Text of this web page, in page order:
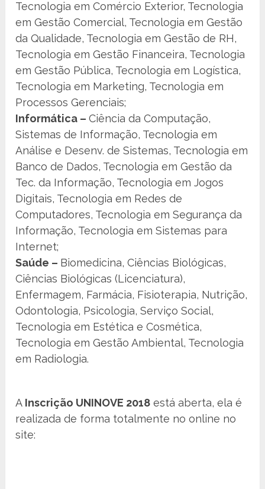
Tecnologia em Comércio Exterior, Tecnologia
em Gestão Comercial, Tecnologia em Gestão
da Qualidade, Tecnologia em Gestão de RH,
Tecnologia em Gestão Financeira, Tecnologia
em Gestão Pública, Tecnologia em Logística,
Tecnologia em Marketing, Tecnologia em
Processos Gerenciais;
Informática –Ciência da Computação,
Sistemas de Informação, Tecnologia em
Análise e Desenv. de Sistemas, Tecnologia em
Banco de Dados, Tecnologia em Gestão da
Tec. da Informação, Tecnologia em Jogos
Digitais, Tecnologia em Redes de
Computadores, Tecnologia em Segurança da
Informação, Tecnologia em Sistemas para
Internet;
Saúde – Biomedicina, Ciências Biológicas,
Ciências Biológicas (Licenciatura),
Enfermagem, Farmácia, Fisioterapia, Nutrição,
Odontologia, Psicologia, Serviço Social,
Tecnologia em Estética e Cosmética,
Tecnologia em Gestão Ambiental, Tecnologia
em Radiologia.
A Inscrição UNINOVE 2018 está aberta, ela é
realizada de forma totalmente no online no
site: